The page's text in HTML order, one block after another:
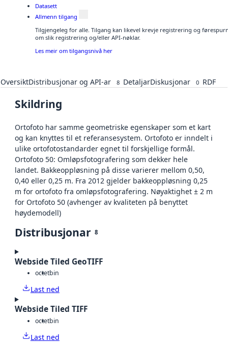
Datasett
Allmenn tilgang
Tilgjengeleg for alle. Tilgang kan likevel krevje registrering og
om slik registrering og/eller API-nøklar.
Les meir om tilgangsnivå her
OversiktDistribusjonar og API-ar 8 DetaljarDiskusjonar 0 RDF
Skildring
Ortofoto har samme geometriske egenskaper som et kart
og kan knyttes til et referansesystem. Ortofoto er inndelt i
ulike ortofotostandarder egnet til forskjellige formål.
Ortofoto 50: Omløpsfotografering som dekker hele
landet. Bakkeoppløsning på disse varierer mellom 0,50,
0,40 eller 0,25 m. Fra 2012 gjelder bakkeoppløsning 0,25
m for ortofoto fra omløpsfotografering. Nøyaktighet ± 2 m
for Ortofoto 50 (avhenger av kvaliteten på benyttet
høydemodell)
Distribusjonar 8
Webside Tiled GeoTIFF
octetbin
Last ned
Webside Tiled TIFF
octetbin
Last ned